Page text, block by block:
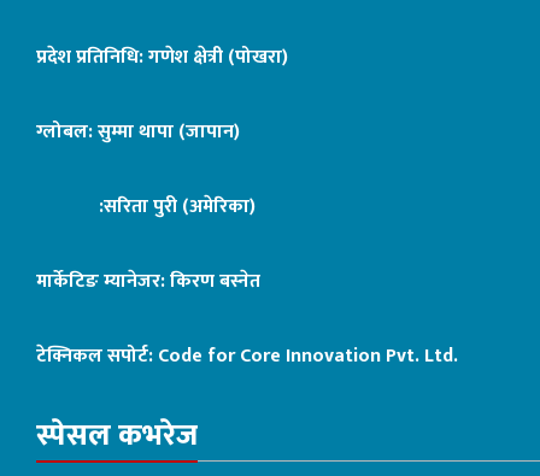
प्रदेश प्रतिनिधि: गणेश क्षेत्री (पोखरा)
ग्लोबल: सुम्मा थापा (जापान)
:सरिता पुरी (अमेरिका)
मार्केटिङ म्यानेजर: किरण बस्नेत
टेक्निकल सपोर्ट:Code for Core Innovation Pvt. Ltd.
स्पेसल कभरेज